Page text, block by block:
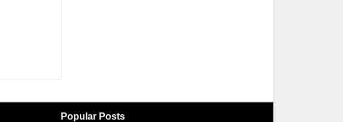
Popular Posts